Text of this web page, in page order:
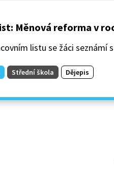
Měnová reforma v
listu se žáci seznámí
Střední škola Dějepis